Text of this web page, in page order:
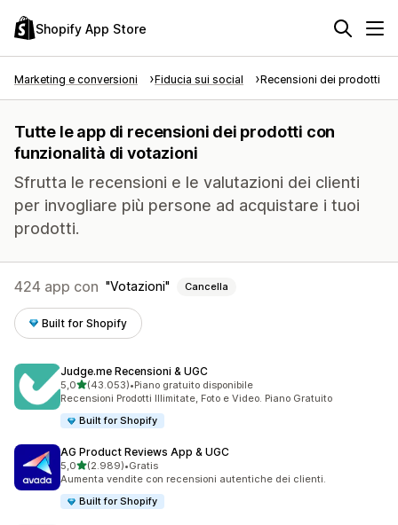
Shopify App Store
Marketing e conversioni Fiducia sui social Recensioni dei prodotti
Tutte le app di recensioni dei prodotti con
funzionalità di votazioni
Sfrutta le recensioni e le valutazioni dei clienti
per invogliare più persone ad acquistare i tuoi
prodotti.
424 app con Votazioni Cancella
Built for Shopify
Judge.me Recensioni & UGC
5,0stelle su 5
(43.053)
43053 recensioni totali
•Piano gratuito disponibile
Recensioni Prodotti Illimitate, Foto e Video. Piano Gratuito
Built for Shopify
AG Product Reviews App & UGC
5,0stelle su 5
(2.989)
2989 recensioni totali
•Gratis
Aumenta vendite con recensioni autentiche dei clienti.
Built for Shopify